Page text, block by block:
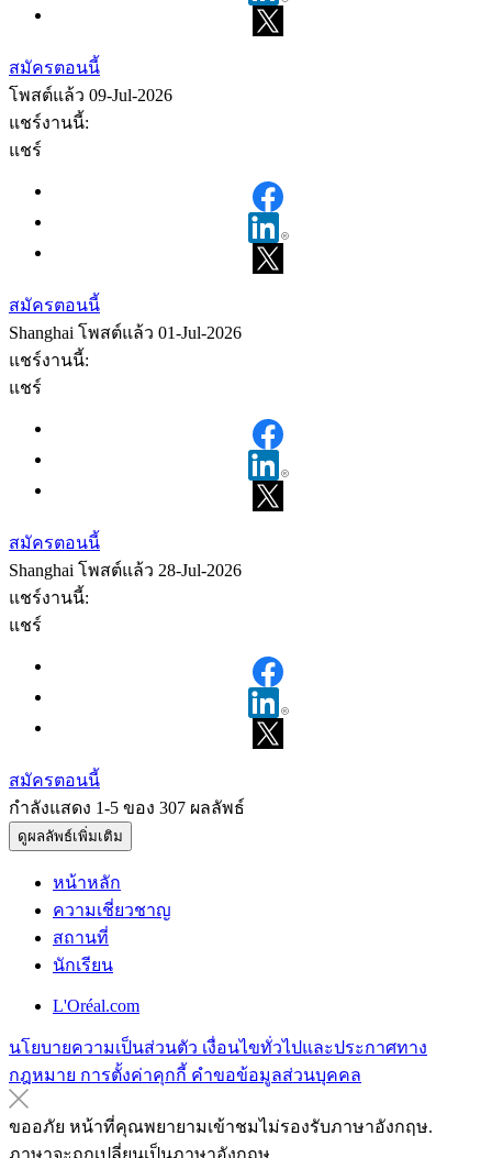
สมัครตอนนี้
โพสต์แล้ว 09-Jul-2026
แชร์งานนี้:
แชร์
สมัครตอนนี้
Shanghai โพสต์แล้ว 01-Jul-2026
แชร์งานนี้:
แชร์
สมัครตอนนี้
Shanghai โพสต์แล้ว 28-Jul-2026
แชร์งานนี้:
แชร์
สมัครตอนนี้
กำลังแสดง 1-5 ของ 307 ผลลัพธ์
ดูผลลัพธ์เพิ่มเติม
หน้าหลัก
ความเชี่ยวชาญ
สถานที่
นักเรียน
L'Oréal.com
นโยบายความเป็นส่วนตัว เงื่อนไขทั่วไปและประกาศทาง
กฎหมาย การตั้งค่าคุกกี้ คำขอข้อมูลส่วนบุคคล
ขออภัย หน้าที่คุณพยายามเข้าชมไม่รองรับภาษาอังกฤษ.
ภาษาจะถูกเปลี่ยนเป็นภาษาอังกฤษ